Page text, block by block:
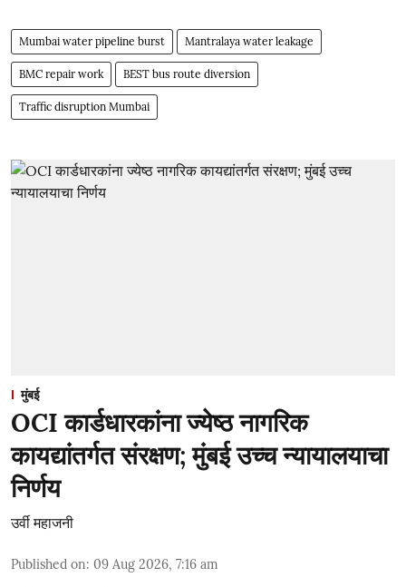
Mumbai water pipeline burst Mantralaya water leakage
BMC repair work BEST bus route diversion
Traffic disruption Mumbai
मुंबई
OCI कार्डधारकांना ज्येष्ठ नागरिक
कायद्यांतर्गत संरक्षण; मुंबई उच्च न्यायालयाचा
निर्णय
उर्वी महाजनी
Published on: 09 Aug 2026, 7:16 am